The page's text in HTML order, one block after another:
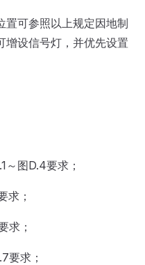
可参照以上规定因地制
增设信号灯，并优先设置
图D.4要求；
求；
求；
要求；